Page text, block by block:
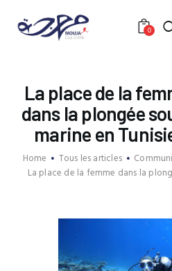
0
La place de la
dans la plongée
marine en
Home Tous les articles
La place de la femme dans la
ACCUEIL
PRÉSENTATION
SERVICES
TARIFS
VIE DU CLUB